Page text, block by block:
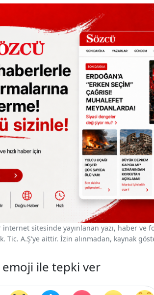
internet sitesinde yayınlanan yazı, haber ve
Tic. A.Ş'ye aittir. İzin alınmadan, kaynak
ile tepki ver